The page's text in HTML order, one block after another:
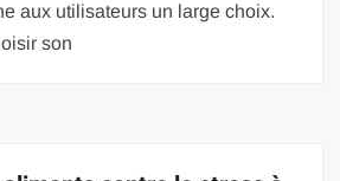
aux utilisateurs un large choix.
son